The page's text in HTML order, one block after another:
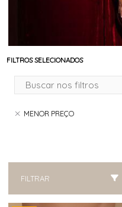
FILTROS SELECIONADOS
MENOR PREÇO
FILTRAR